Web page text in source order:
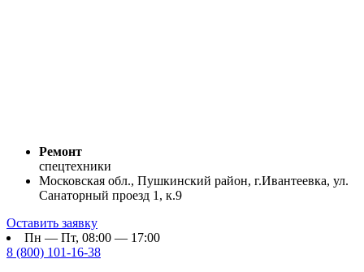
Ремонт
спецтехники
Московская обл., Пушкинский район, г.Ивантеевка, ул.
Санаторный проезд 1, к.9
Оставить заявку
Пн — Пт, 08:00 — 17:00
8 (800) 101-16-38